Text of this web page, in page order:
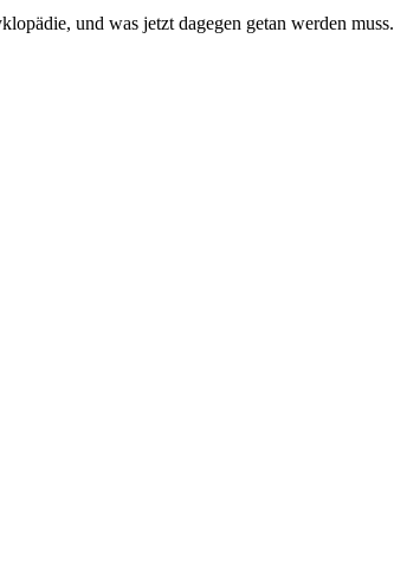
und was jetzt da­gegen getan werden muss.